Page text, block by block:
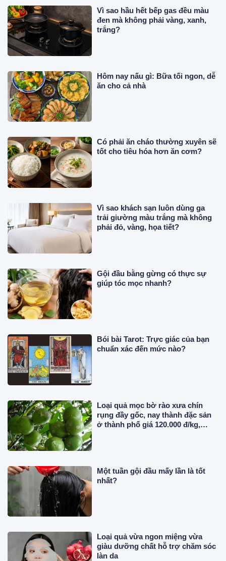
Vì sao hầu hết bếp gas đều màu
đen mà không phải vàng, xanh,
trắng?
Hôm nay nấu gì: Bữa tối ngon, dễ
ăn cho cả nhà
Có phải ăn cháo thường xuyên sẽ
tốt cho tiêu hóa hơn ăn cơm?
Vì sao khách sạn luôn dùng ga
trải giường màu trắng mà không
phải đỏ, vàng, họa tiết?
Gội đầu bằng gừng có thực sự
giúp tóc mọc nhanh?
Bói bài Tarot: Trực giác của bạn
chuẩn xác đến mức nào?
Loại quả mọc bờ rào xưa chín
rụng đầy gốc, nay thành đặc sản
ở thành phố giá 120.000 đ/kg,
Một tuần gội đầu mấy lần là tốt
nhất?
Loại quả vừa ngon miệng vừa
giàu dưỡng chất hỗ trợ chăm sóc
làn da